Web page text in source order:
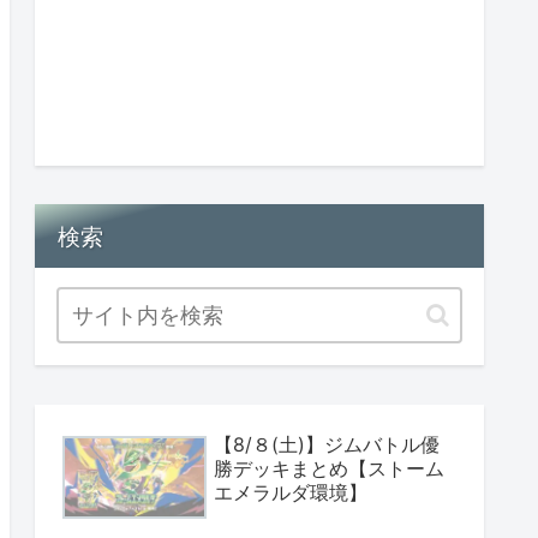
検索
【8/８(土)】ジムバトル優
勝デッキまとめ【ストーム
エメラルダ環境】